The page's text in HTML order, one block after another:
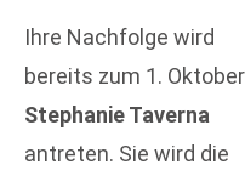
Ihre Nachfolge wird
bereits zum 1. Oktober
Stephanie Taverna
antreten. Sie wird die